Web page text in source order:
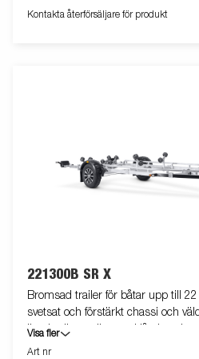
justera, vinschtornet är även
säkerhetsvajer för användning vid
Kontakta återförsäljare för produkt
221300B SR X
Bromsad trailer för båtar upp till
svetsat och förstärkt chassi och
line-kvalitetsrullar med låg inverkan
superrullsvagga baktill och
Visa fler
Art nr